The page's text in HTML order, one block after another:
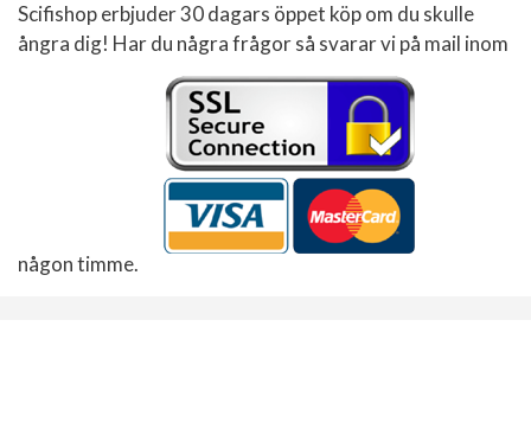
Scifishop erbjuder 30 dagars öppet köp om du skulle
ångra dig! Har du några frågor så svarar vi på mail inom
någon timme.